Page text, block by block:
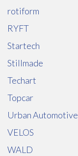
rotiform
RYFT
Startech
Stillmade
Techart
Topcar
Urban Automotive
VELOS
WALD